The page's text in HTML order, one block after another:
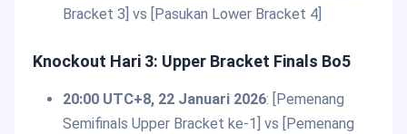
Bracket 3] vs [Pasukan Lower Bracket 4]
Knockout Hari 3: Upper Bracket Finals Bo5
20:00 UTC+8, 22 Januari 2026: [Pemenang
Semifinals Upper Bracket ke-1] vs [Pemenang